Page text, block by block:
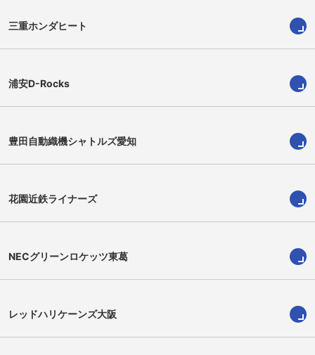
桑田宗一郎
Soichiro Kuwata Tatsuhiro Ozaki
三重ホンダヒート
浦安D-Rocks
豊田自動織機シャトルズ愛知
花園近鉄ライナーズ
NECグリーンロケッツ東葛
レッドハリケーンズ大阪